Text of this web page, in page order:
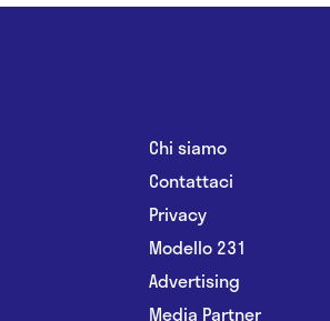
Chi siamo
Contattaci
Privacy
Modello 231
Advertising
Media Partner